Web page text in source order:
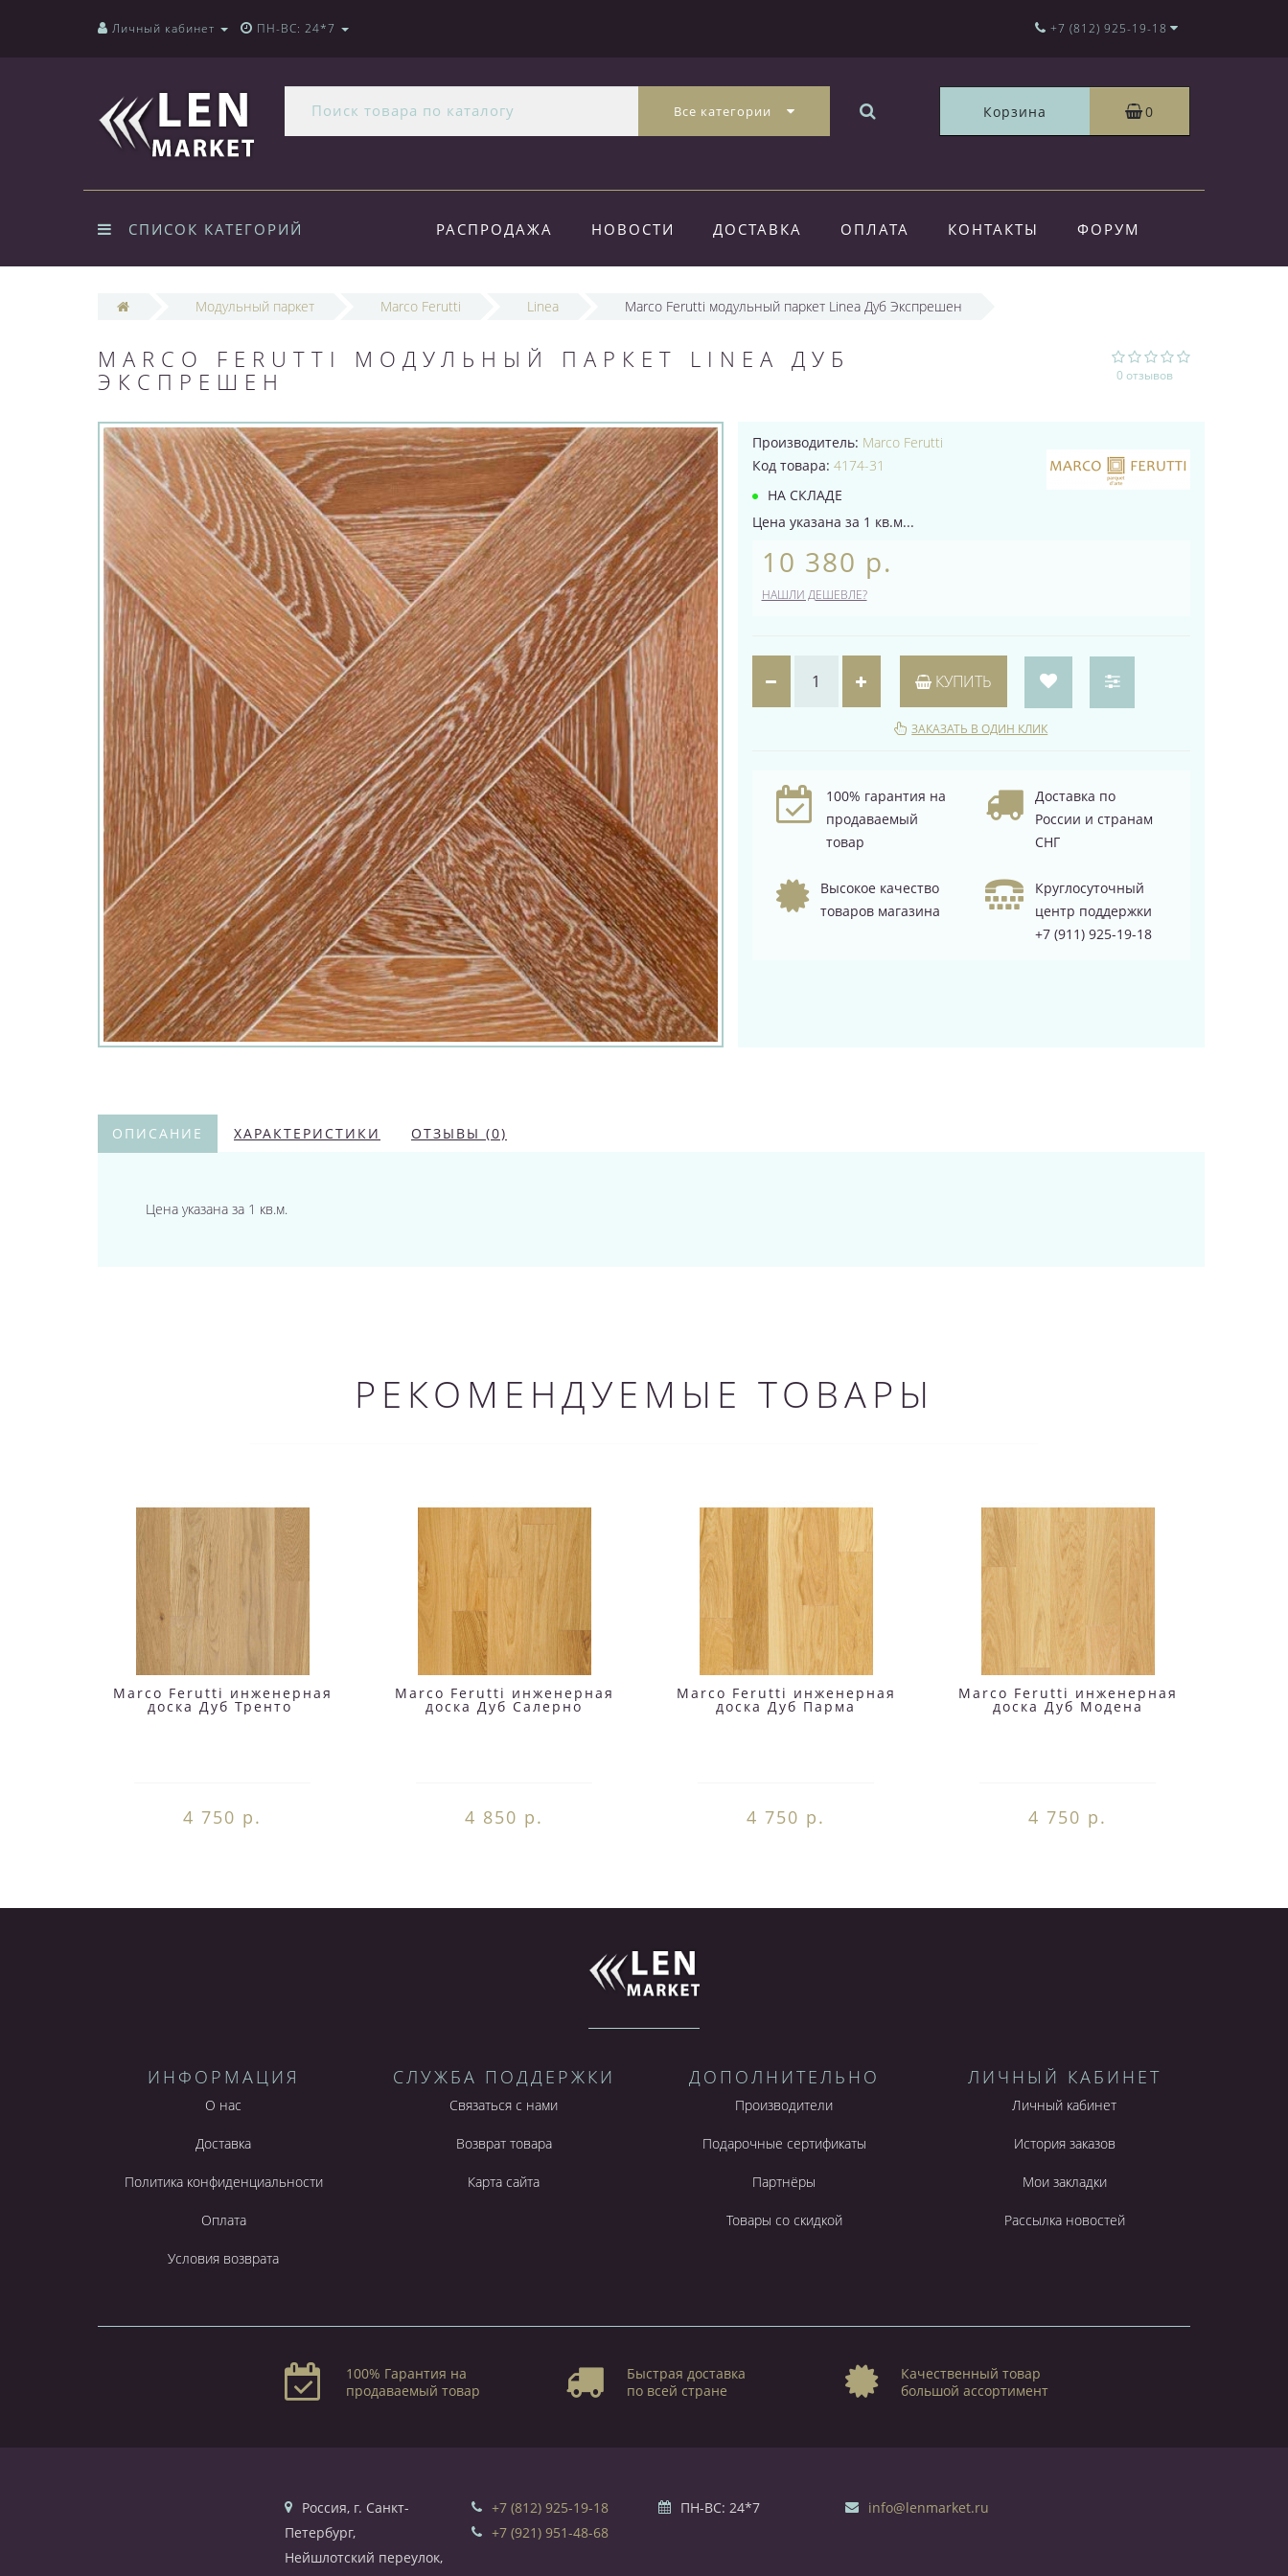
Личный кабинет ПН-ВС: 24*7 +7 (812) 925-19-18
Все категории Корзина 0
СПИСОК КАТЕГОРИЙ РАСПРОДАЖА НОВОСТИ ДОСТАВКА ОПЛАТА КОНТАКТЫ ФОРУМ
Модульный паркет Marco Ferutti Linea Marco Ferutti модульный паркет Linea Дуб Экспрешен
MARCO FERUTTI МОДУЛЬНЫЙ ПАРКЕТ LINEA ДУБ
ЭКСПРЕШЕН
0 отзывов
Производитель: Marco Ferutti
Код товара: 4174-31
НА СКЛАДЕ
Цена указана за 1 кв.м...
10 380 р.
НАШЛИ ДЕШЕВЛЕ?
КУПИТЬ
ЗАКАЗАТЬ В ОДИН КЛИК
100% гарантия на
продаваемый
товар
Доставка по
России и странам
СНГ
Высокое качество
товаров магазина
Круглосуточный
центр поддержки
+7 (911) 925-19-18
ОПИСАНИЕ ХАРАКТЕРИСТИКИ ОТЗЫВЫ (0)
Цена указана за 1 кв.м.
РЕКОМЕНДУЕМЫЕ ТОВАРЫ
Marco Ferutti инженерная
доска Дуб Тренто
4 750 р.
Marco Ferutti инженерная
доска Дуб Салерно
4 850 р.
Marco Ferutti инженерная
доска Дуб Парма
4 750 р.
Marco Ferutti инженерная
доска Дуб Модена
4 750 р.
ИНФОРМАЦИЯ
О нас
Доставка
Политика конфиденциальности
Оплата
Условия возврата
СЛУЖБА ПОДДЕРЖКИ
Связаться с нами
Возврат товара
Карта сайта
ДОПОЛНИТЕЛЬНО
Производители
Подарочные сертификаты
Партнёры
Товары со скидкой
ЛИЧНЫЙ КАБИНЕТ
Личный кабинет
История заказов
Мои закладки
Рассылка новостей
100% Гарантия на
продаваемый товар
Быстрая доставка
по всей стране
Качественный товар
большой ассортимент
Россия, г. Санкт-
Петербург,
Нейшлотский переулок,
+7 (812) 925-19-18
+7 (921) 951-48-68
ПН-ВС: 24*7 info@lenmarket.ru